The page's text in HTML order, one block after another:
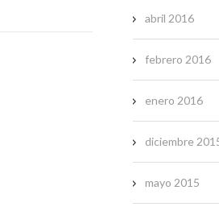
abril 2016
febrero 2016
enero 2016
diciembre
mayo 2015